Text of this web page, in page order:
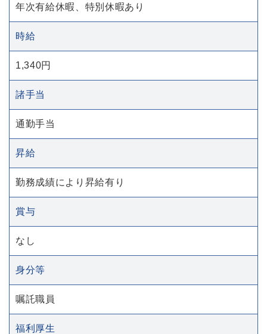
年次有給休暇、特別休暇あり
時給
1,340円
諸手当
通勤手当
昇給
勤務成績により昇給有り
賞与
なし
身分等
嘱託職員
福利厚生